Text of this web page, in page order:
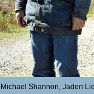
Shannon, Jaden